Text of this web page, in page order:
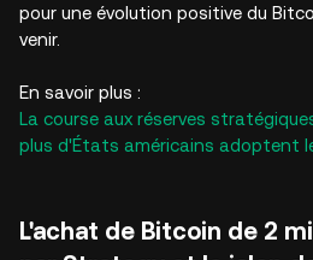
pour une évolution positive du
venir.
En savoir plus :
La course aux réserves
plus d'États américains adoptent
L'achat de Bitcoin de 2